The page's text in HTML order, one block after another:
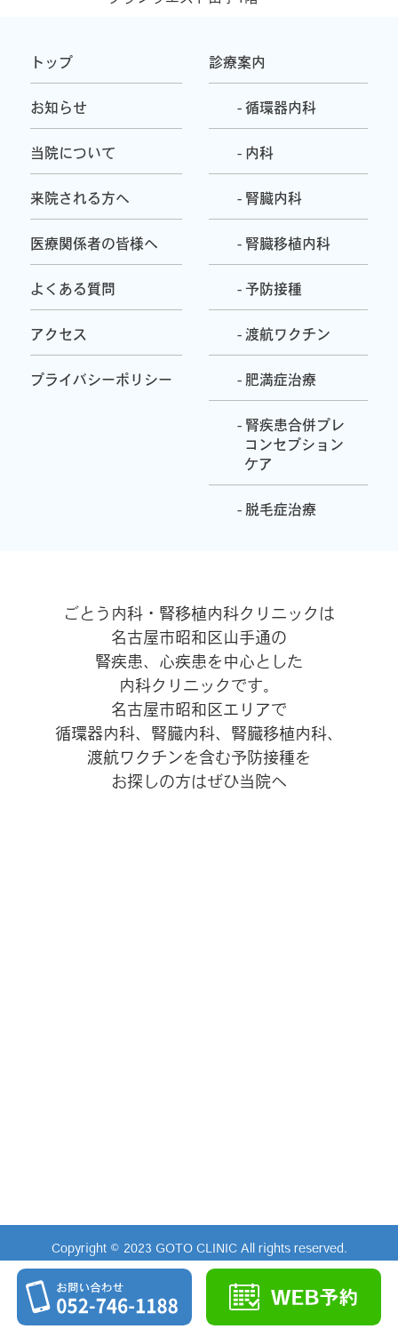
トップ
お知らせ
当院について
来院される方へ
医療関係者の皆様へ
よくある質問
アクセス
プライバシーポリシー
診療案内
- 循環器内科
- 内科
- 腎臓内科
- 腎臓移植内科
- 予防接種
- 渡航ワクチン
- 肥満症治療
- 腎疾患合併プレ
コンセプション
ケア
- 脱毛症治療
ごとう内科・腎移植内科クリニックは
名古屋市昭和区山手通の
腎疾患、心疾患を中心とした
内科クリニックです。
名古屋市昭和区エリアで
循環器内科、腎臓内科、腎臓移植内科、
渡航ワクチンを含む予防接種を
お探しの方はぜひ当院へ
Copyright © 2023 GOTO CLINIC All rights reserved.